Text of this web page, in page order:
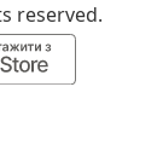
reserved.